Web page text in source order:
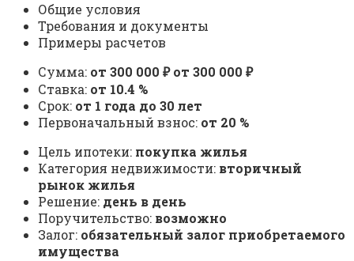
Общие условия
Требования и документы
Примеры расчетов
Сумма: от 300 000 ₽ от 300 000 ₽
Ставка: от 10.4 %
Срок: от 1 года до 30 лет
Первоначальный взнос: от 20 %
Цель ипотеки: покупка жилья
Категория недвижимости: вторичный
рынок жилья
Решение: день в день
Поручительство: возможно
Залог: обязательный залог приобретаемого
имущества